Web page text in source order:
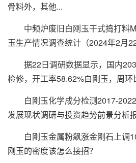
骨料外，其他...
中频炉废旧白刚玉干式捣打料
玉生产情况调查统计（2024年2月22
据22日调研数据显示，国内203
检修，开工率58.62%白刚玉，周环
白刚玉化学成分检测2017-2022
发展现状调研与投资趋势前景分析
白刚玉金属粉飙涨金刚石上调
刚玉的密度该怎么接招？